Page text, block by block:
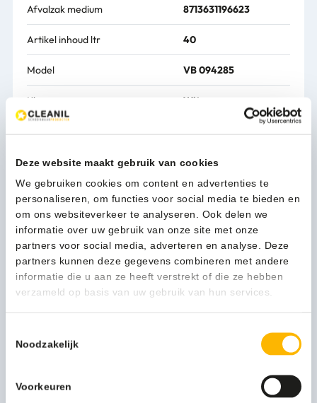
Deze website maakt gebruik van cookies
We gebruiken cookies om content en advertenties te
personaliseren, om functies voor social media te bieden en
om ons websiteverkeer te analyseren. Ook delen we
informatie over uw gebruik van onze site met onze
partners voor social media, adverteren en analyse. Deze
partners kunnen deze gegevens combineren met andere
informatie die u aan ze heeft verstrekt of die ze hebben
verzameld op basis van uw gebruik van hun services.
Noodzakelijk
Voorkeuren
Afvalzak medium 8713631196623
Artikel inhoud ltr 40
Model VB 094285
Kleur Wit
Vuur bestendig 1
Binnenemmer metaal
Intensief gebruik 1
Merknaam Hailo
Artikel materiaal 1 Steel
Artikel hoogte mm 770
Artikel breedte mm
Bekijk alle specificaties
Stel een vraag
Bijpassende producten